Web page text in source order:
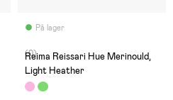
På lager
(0)
Reima Reissari Hue Merinould,
Light Heather